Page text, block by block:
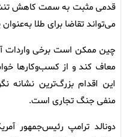
قدمی مثبت به سمت کاهش
می‌تواند تقاضا برای طلا
معاف کند و از کسب‌وکارها
این اقدام بزرگ‌ترین نشانه
منفی جنگ تجاری است.
دونالد ترامپ رئیس‌جمهور